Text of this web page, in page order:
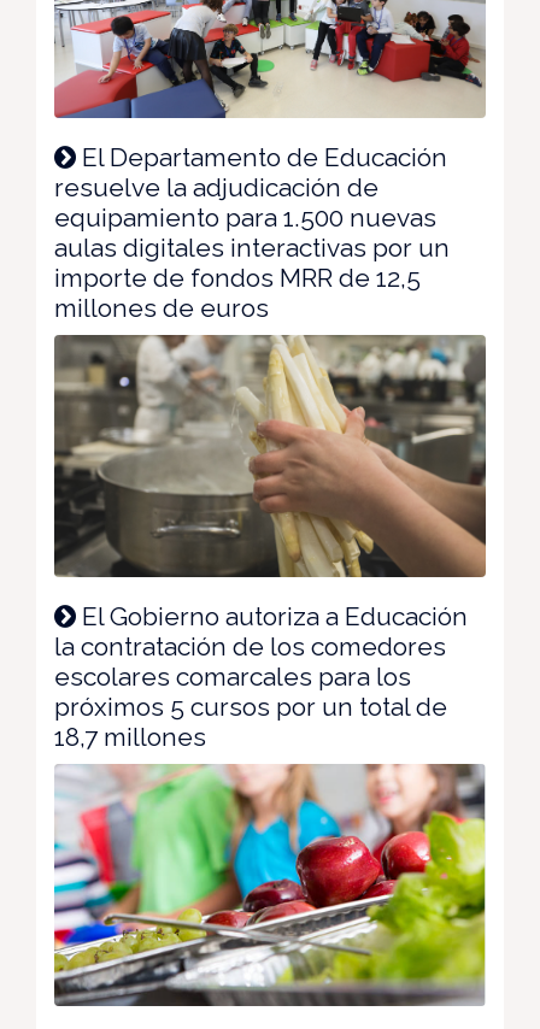
El Departamento de Educación
resuelve la adjudicación de
equipamiento para 1.500 nuevas
aulas digitales interactivas por un
importe de fondos MRR de 12,5
millones de euros
El Gobierno autoriza a Educación
la contratación de los comedores
escolares comarcales para los
próximos 5 cursos por un total de
18,7 millones